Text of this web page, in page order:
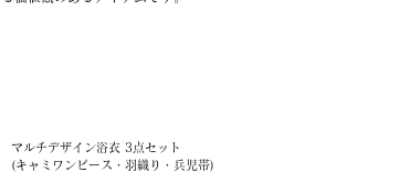
マルチデザイン浴衣 3点セット
(キャミワンピース・羽織り・兵児帯)